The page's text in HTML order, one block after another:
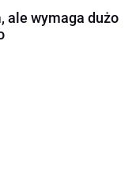
ale wymaga dużo